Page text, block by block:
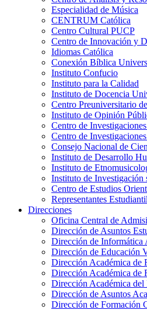
Especialidad de Música
CENTRUM Católica
Centro Cultural PUCP
Centro de Innovación y
Idiomas Católica
Conexión Bíblica
Instituto Confucio
Instituto para la Calidad
Instituto de Docencia
Centro Preuniversitario
Instituto de Opinión
Centro de
Centro de
Consejo Nacional de
Instituto de Desarrollo
Instituto de
Instituto de Investigación
Centro de Estudios
Representantes
Direcciones
Oficina Central de
Dirección de Asuntos
Dirección de Informática
Dirección de Educación
Dirección Académica de
Dirección Académica de
Dirección Académica del
Dirección de Asuntos
Dirección de Formación